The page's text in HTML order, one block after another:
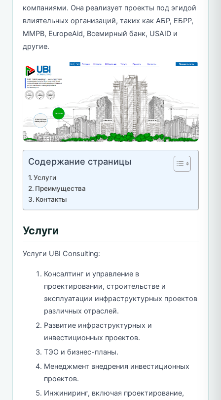
компаниями. Она реализует проекты под эгидой
влиятельных организаций, таких как АБР, ЕБРР,
ММРВ, EuropeAid, Всемирный банк, USAID и
другие.
Содержание страницы
Услуги
Преимущества
Контакты
Услуги
Услуги UBI Consulting:
Консалтинг и управление в
проектировании, строительстве и
эксплуатации инфраструктурных проектов
различных отраслей.
Развитие инфраструктурных и
инвестиционных проектов.
ТЭО и бизнес-планы.
Менеджмент внедрения инвестиционных
проектов.
Инжиниринг, включая проектирование,